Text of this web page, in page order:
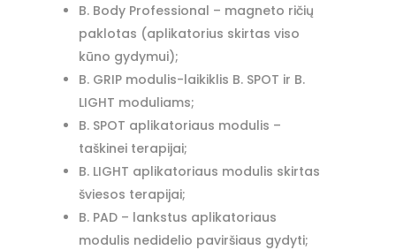
B. Body Professional – magneto ričių
paklotas (aplikatorius skirtas viso
kūno gydymui);
B. GRIP modulis-laikiklis B. SPOT ir B.
LIGHT moduliams;
B. SPOT aplikatoriaus modulis –
taškinei terapijai;
B. LIGHT aplikatoriaus modulis skirtas
šviesos terapijai;
B. PAD – lankstus aplikatoriaus
modulis nedidelio paviršiaus gydyti;